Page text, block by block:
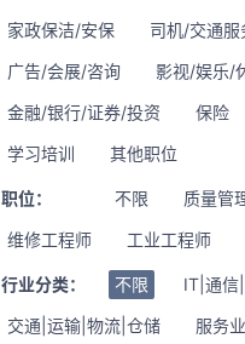
家政保洁/安保
司机/交通服
广告/会展/咨询
影视/娱乐/
金融/银行/证券/投资
保险
学习培训
其他职位
职位： 不限 质量管
维修工程师
工业工程师
行业分类： 不限 IT|通信
交通|运输|物流|仓储
服务业